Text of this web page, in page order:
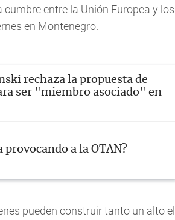
entre la Unión Europea y los
en Montenegro.
rechaza la propuesta de
ser "miembro asociado" en
provocando a la OTAN?
pueden construir tanto un alto el